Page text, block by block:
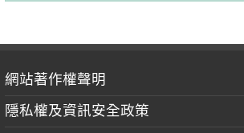
網站著作權聲明
隱私權及資訊安全政策